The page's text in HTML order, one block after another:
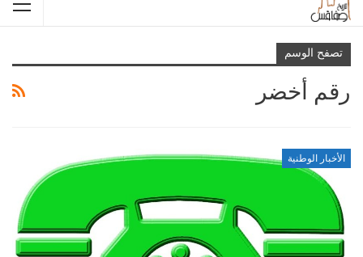
تصفح الوسم
رقم أخضر
الأخبار الوطنية